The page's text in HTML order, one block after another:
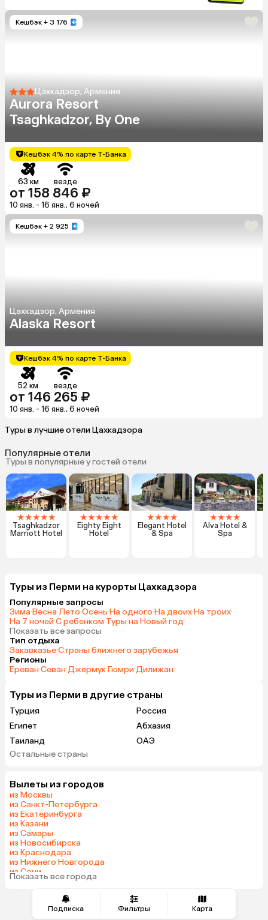
Подписка Фильтры Карта
Кешбэк + 3 176
Цахкадзор, Армения
Aurora Resort
Tsaghkadzor, By One
Кешбэк 4% по карте Т-Банка
63 км везде
от 158 846 ₽
10 янв. - 16 янв., 6 ночей
Кешбэк + 2 925
Цахкадзор, Армения
Alaska Resort
Кешбэк 4% по карте Т-Банка
52 км везде
от 146 265 ₽
10 янв. - 16 янв., 6 ночей
Туры в лучшие отели Цахкадзора
Популярные отели
Туры в популярные у гостей отели
★★★★★
Tsaghkadzor
Marriott Hotel
★★★★★
Eighty Eight
Hotel
★★★★
Elegant Hotel
& Spa
★★★★
Alva Hotel &
Spa
Туры из Перми на курорты Цахкадзора
Популярные запросы
Зима·Весна·Лето·Осень·На одного·На двоих·На троих·
На 7 ночей·С ребенком·Туры на Новый год·
Показать все запросы
Тип отдыха
Закавказье·Страны ближнего зарубежья
Регионы
Ереван·Севан·Джермук·Гюмри·Дилижан
Туры из Перми в другие страны
Турция
Россия
Египет
Абхазия
Таиланд
ОАЭ
Гонконг
Остальные страны
Вылеты из городов
из Москвы
из Санкт-Петербурга
из Екатеринбурга
из Казани
из Самары
из Новосибирска
из Краснодара
из Нижнего Новгорода
из Сочи
из Челябинска
Показать все города